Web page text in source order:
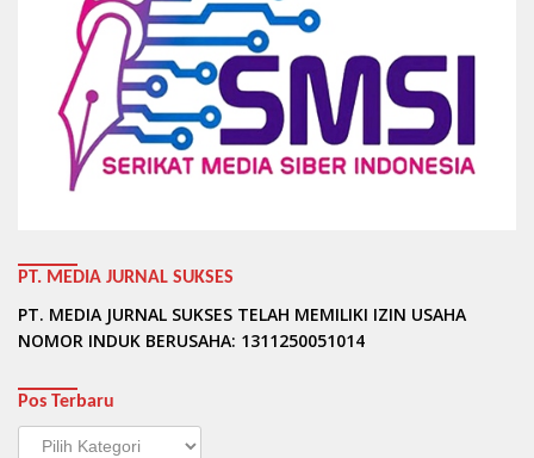
PT. MEDIA JURNAL SUKSES
PT. MEDIA JURNAL SUKSES TELAH MEMILIKI IZIN USAHA
NOMOR INDUK BERUSAHA: 1311250051014
Pos Terbaru
Pos